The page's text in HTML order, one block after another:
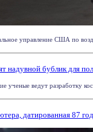
управление США по
надувной бублик для
ученые ведут разработку
датированная 87